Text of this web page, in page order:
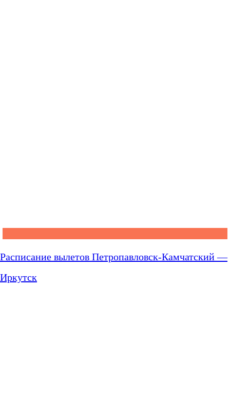
Расписание вылетов Петропавловск-Камчатский —
Иркутск